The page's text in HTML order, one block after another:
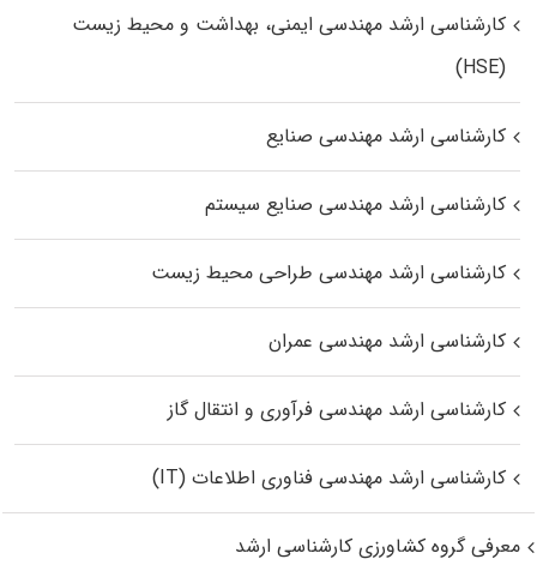
کارشناسی ارشد مهندسی ایمنی، بهداشت و محیط زیست
(HSE)
کارشناسی ارشد مهندسی صنایع
کارشناسی ارشد مهندسی صنایع سیستم
کارشناسی ارشد مهندسی طراحی محیط زیست
کارشناسی ارشد مهندسی عمران
کارشناسی ارشد مهندسی فرآوری و انتقال گاز
کارشناسی ارشد مهندسی فناوری اطلاعات (IT)
معرفی گروه کشاورزی کارشناسی ارشد